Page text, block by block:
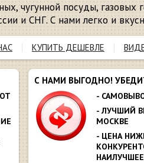
чугунной посуды, газовых
и СНГ. С нами легко и
КУПИТЬ ДЕШЕВЛЕ
ОТ
С НАМИ ВЫГОДНО!
-
- ЛУЧШИЙ
МОСКВЕ
- ЦЕНА
НАИЛУЧШЕЕ